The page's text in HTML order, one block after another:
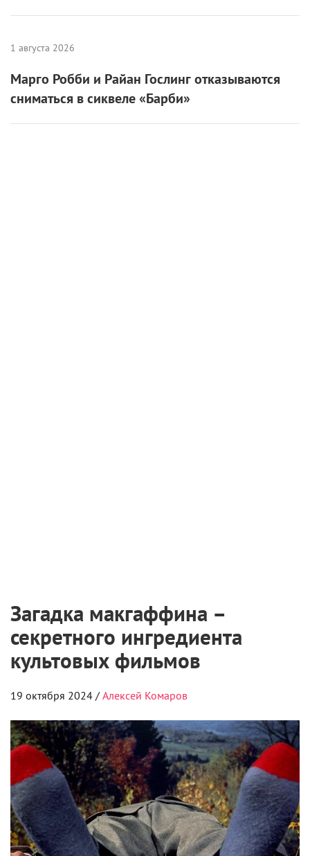
1 августа 2026
Марго Робби и Райан Гослинг отказываются
сниматься в сиквеле «Барби»
Загадка макгаффина –
секретного ингредиента
культовых фильмов
19 октября 2024 / Алексей Комаров